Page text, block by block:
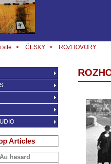
site > ČESKY > ROZHOVORY
Articles
Au hasard